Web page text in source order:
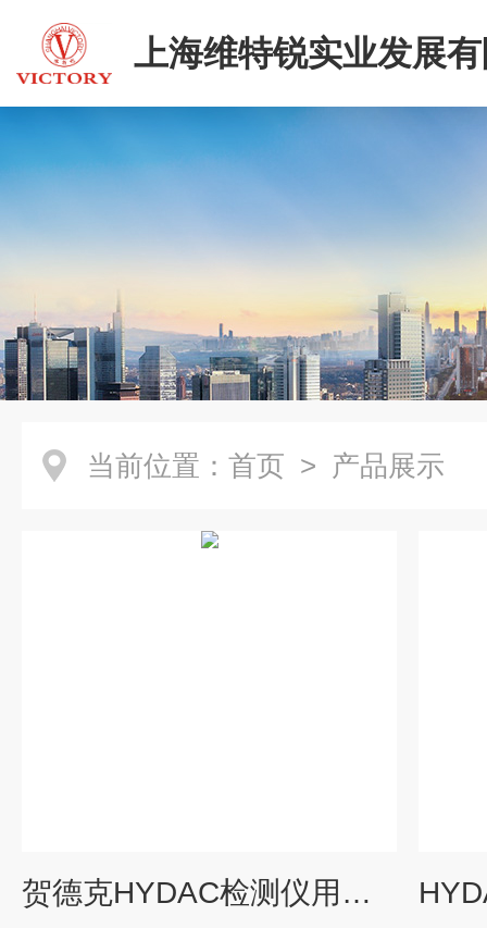
上海维特锐实业发展
当前位置： 首页 > 产品展示
贺德克HYDAC检测仪用于工业HMG 500